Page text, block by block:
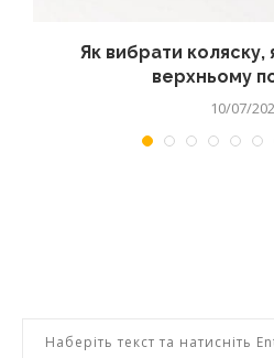
Як вибрати
верхньому
10/07/